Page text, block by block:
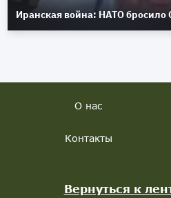
Иранская война: НАТО бросило
О нас
Контакты
Вернуться к